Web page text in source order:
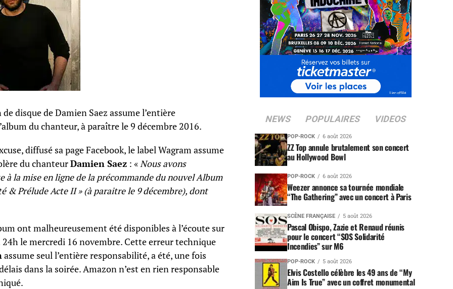
disque de Damien Saez assume l’entière
du chanteur, à paraître le 9 décembre 2016.
diffusé sa page Facebook, le label Wagram assume
du chanteurDamien Saez : «Nous avons
la mise en ligne de la précommande du nouvel Album
& Prélude Acte II » (à paraitre le 9 décembre), dont
ont malheureusement été disponibles à l’écoute sur
le mercredi 16 novembre. Cette erreur technique
assume seul l’entière responsabilité, a été, une fois
dans la soirée. Amazon n’est en rien responsable
NEWS POPULAIRES VIDEOS
POP-ROCK 6 août 2026
ZZ Top annule brutalement son concert
au Hollywood Bowl
POP-ROCK 6 août 2026
Weezer annonce sa tournée mondiale
“The Gathering” avec un concert à Paris
SCÈNE FRANÇAISE 5 août 2026
Pascal Obispo, Zazie et Renaud réunis
pour le concert “SOS Solidarité
Incendies” sur M6
POP-ROCK 5 août 2026
Elvis Costello célèbre les 49 ans de “My
Aim Is True” avec un coffret monumental